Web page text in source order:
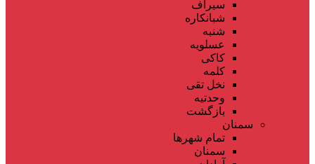
سیراف
شبانکاره
شنبه
عسلویه
کاکی
کلمه
نخل تقی
وحدتیه
بازگشت
سمنان
تمام شهر‌ها
سمنان